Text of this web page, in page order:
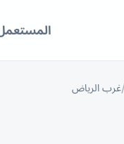
غرب الرياض